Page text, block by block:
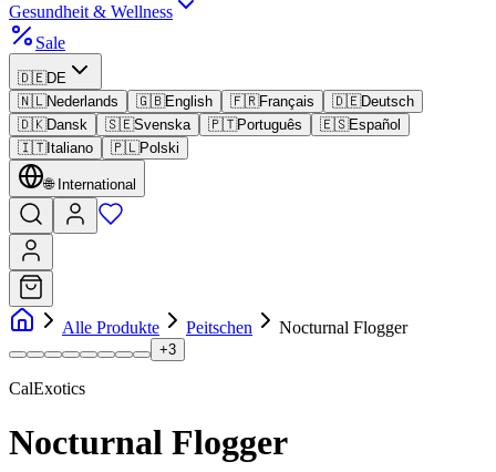
Gesundheit & Wellness
Sale
🇩🇪DE
🇳🇱Nederlands 🇬🇧English 🇫🇷Français 🇩🇪Deutsch
🇩🇰Dansk 🇸🇪Svenska 🇵🇹Português 🇪🇸Español
🇮🇹Italiano 🇵🇱Polski
🌐 International
Alle Produkte Peitschen Nocturnal Flogger
+3
CalExotics
Nocturnal Flogger